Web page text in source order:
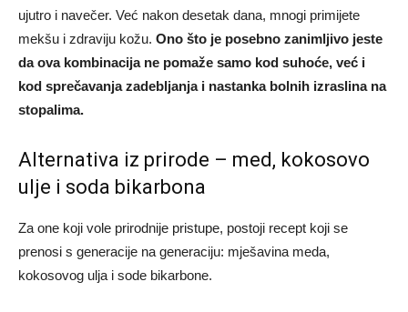
ujutro i navečer. Već nakon desetak dana, mnogi primijete
mekšu i zdraviju kožu. Ono što je posebno zanimljivo jeste
da ova kombinacija ne pomaže samo kod suhoće, već i
kod sprečavanja zadebljanja i nastanka bolnih izraslina na
stopalima.
Alternativa iz prirode – med, kokosovo
ulje i soda bikarbona
Za one koji vole prirodnije pristupe, postoji recept koji se
prenosi s generacije na generaciju: mješavina meda,
kokosovog ulja i sode bikarbone.